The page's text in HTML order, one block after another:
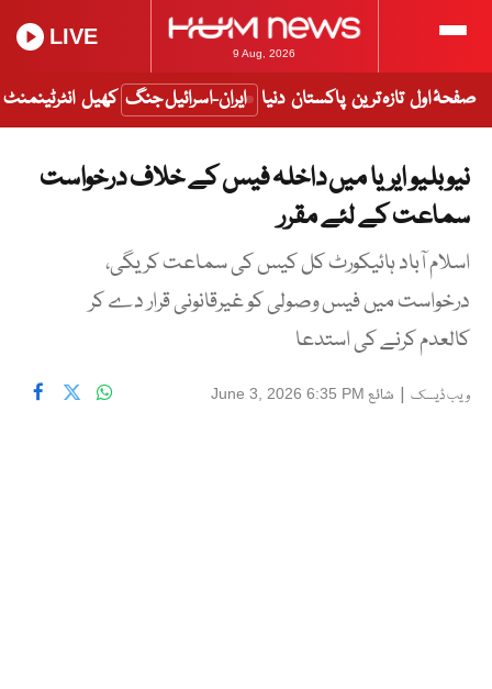
9 Aug, 2026
LIVE
صفحۂ اول تازہ ترین پاکستان دنیا ایران-اسرائیل جنگ کھیل انٹرٹینمنٹ
نیو بلیو ایریا میں داخلہ فیس کے خلاف درخواست
سماعت کے لئے مقرر
اسلام آباد ہائیکورٹ کل کیس کی سماعت کریگی،
درخواست میں فیس وصولی کو غیرقانونی قرار دے کر
کالعدم کرنے کی استدعا
ویب ڈیسک | شائع June 3, 2026 6:35 PM